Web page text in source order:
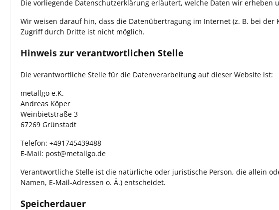
Die vorliegende Datenschutzerklärung erläutert, welche Daten wir
Wir weisen darauf hin, dass die Datenübertragung im Internet (z. B. bei
Zugriff durch Dritte ist nicht möglich.
Hinweis zur verantwortlichen Stelle
Die verantwortliche Stelle für die Datenverarbeitung auf dieser Website ist:
metallgo e.K.
Andreas Köper
Weinbietstraße 3
67269 Grünstadt
Telefon: +491745439488
E-Mail: post@metallgo.de
Verantwortliche Stelle ist die natürliche oder juristische Person, die allein
Namen, E-Mail-Adressen o. Ä.) entscheidet.
Speicherdauer